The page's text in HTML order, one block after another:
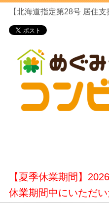
【北海道指定第28号 居住支
【夏季休業期間】
休業期間中にいただ